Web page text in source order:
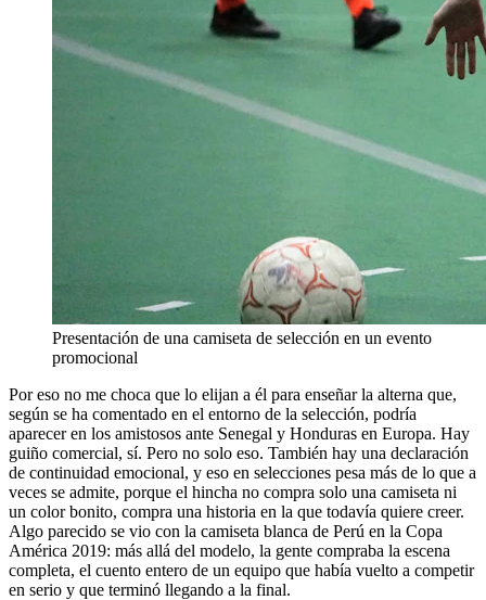
Presentación de una camiseta de selección en un evento
promocional
Por eso no me choca que lo elijan a él para enseñar la alterna que,
según se ha comentado en el entorno de la selección, podría
aparecer en los amistosos ante Senegal y Honduras en Europa. Hay
guiño comercial, sí. Pero no solo eso. También hay una declaración
de continuidad emocional, y eso en selecciones pesa más de lo que a
veces se admite, porque el hincha no compra solo una camiseta ni
un color bonito, compra una historia en la que todavía quiere creer.
Algo parecido se vio con la camiseta blanca de Perú en la Copa
América 2019: más allá del modelo, la gente compraba la escena
completa, el cuento entero de un equipo que había vuelto a competir
en serio y que terminó llegando a la final.